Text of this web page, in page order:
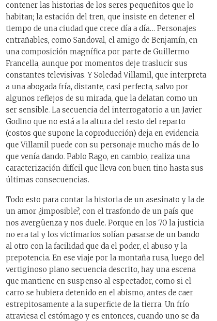
contener las historias de los seres pequeñitos que lo
habitan; la estación del tren, que insiste en detener el
tiempo de una ciudad que crece día a día… Personajes
entrañables, como Sandoval, el amigo de Benjamín, en
una composición magnífica por parte de Guillermo
Francella, aunque por momentos deje traslucir sus
constantes televisivas. Y Soledad Villamil, que interpreta
a una abogada fría, distante, casi perfecta, salvo por
algunos reflejos de su mirada, que la delatan como un
ser sensible. La secuencia del interrogatorio a un Javier
Godino que no está a la altura del resto del reparto
(costos que supone la coproducción) deja en evidencia
que Villamil puede con su personaje mucho más de lo
que venía dando. Pablo Rago, en cambio, realiza una
caracterización difícil que lleva con buen tino hasta sus
últimas consecuencias.
Todo esto para contar la historia de un asesinato y la de
un amor ¿imposible?, con el trasfondo de un país que
nos avergüenza y nos duele. Porque en los 70 la justicia
no era tal y los victimarios solían pasarse de un bando
al otro con la facilidad que da el poder, el abuso y la
prepotencia. En ese viaje por la montaña rusa, luego del
vertiginoso plano secuencia descrito, hay una escena
que mantiene en suspenso al espectador, como si el
carro se hubiera detenido en el abismo, antes de caer
estrepitosamente a la superficie de la tierra. Un frío
atraviesa el estómago y es entonces, cuando uno se da